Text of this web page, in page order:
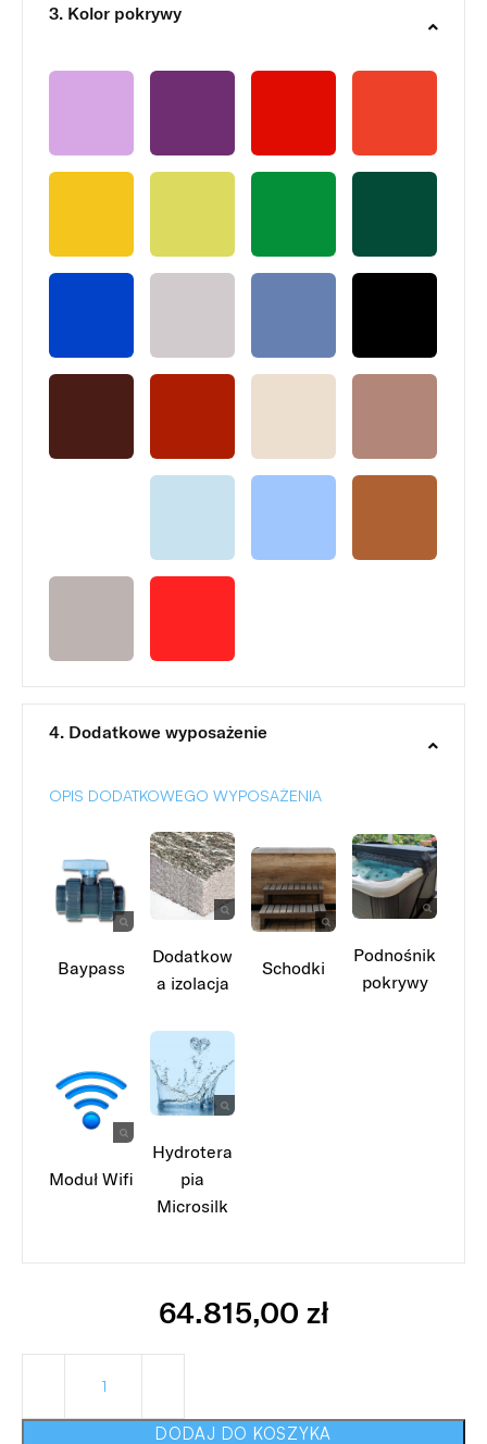
3. Kolor pokrywy
4. Dodatkowe wyposażenie
OPIS DODATKOWEGO WYPOSAŻENIA
Baypass
Dodatkow
a izolacja
Schodki
Podnośnik
pokrywy
Moduł Wifi
Hydrotera
pia
Microsilk
64.815,00 zł
DODAJ DO KOSZYKA